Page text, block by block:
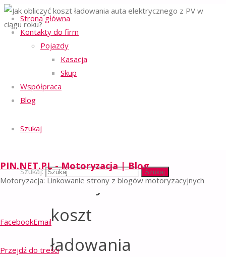
Strona główna
Kontakty do firm
Pojazdy
Kasacja
Skup
Współpraca
Blog
Szukaj
Szukaj: Szukaj
PIN.NET.PL - Motoryzacja | Blog
Motoryzacja: Linkowanie strony z blogów motoryzacyjnych
FacebookEmail
Przejdź do treści
Strona główna
Auta elektryczne
PV w ciągu roku?
obliczyć
koszt
ładowania